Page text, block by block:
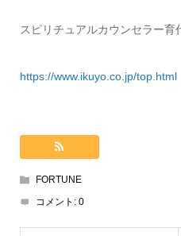
スピリチュアルカウンセラー育
https://www.ikuyo.co.jp/top.html
FORTUNE
コメント: 0